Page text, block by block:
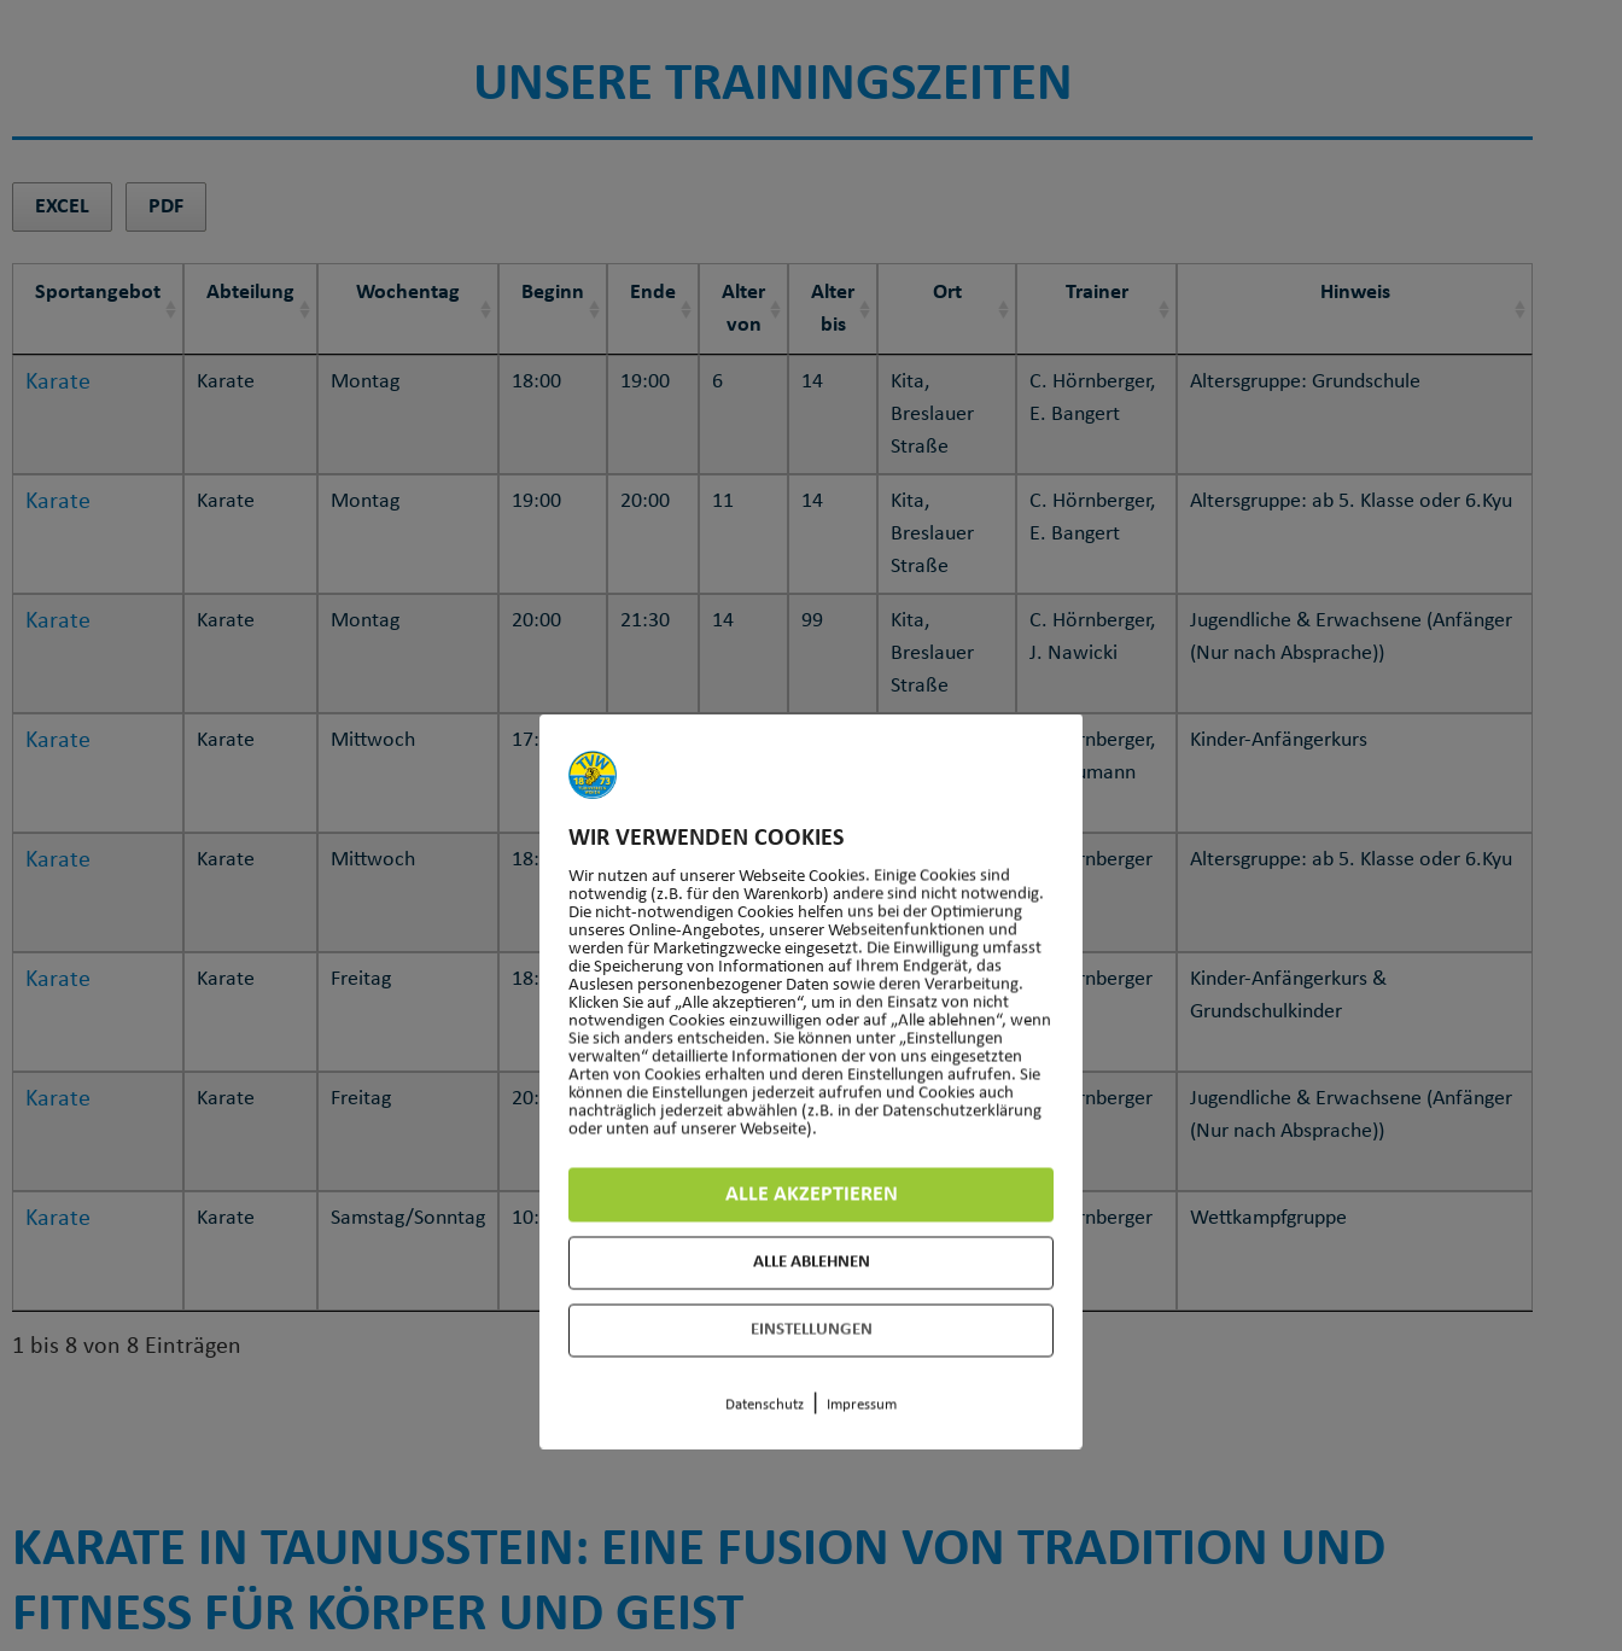
UNSERE TRAININGSZEITEN
EXCEL PDF
Sportangebot Abteilung Wochentag Beginn Ende
Alter
von
Alter
bis
Ort Trainer Hinweis
Karate Karate Montag 18:00 19:00 6 14
Kita,
Breslauer
Straße
C. Hörnberger,
E. Bangert
Altersgruppe: Grundschule
Karate Karate Montag 19:00 20:00 11 14
Kita,
Breslauer
Straße
C. Hörnberger,
E. Bangert
Altersgruppe: ab 5. Klasse oder 6.Kyu
Karate Karate Montag 20:00 21:30 14 99
Kita,
Breslauer
Straße
C. Hörnberger,
J. Nawicki
Jugendliche & Erwachsene (Anfänger
(Nur nach Absprache))
Karate Karate Mittwoch 17:45
C. Hörnberger,
L. Neumann
Kinder-Anfängerkurs
Karate Karate Mittwoch 18:45
Breslauer
Straße
C. Hörnberger Altersgruppe: ab 5. Klasse oder 6.Kyu
Karate Karate Freitag 18:00 19:00 6 14
Kita,
Breslauer
Straße
C. Hörnberger
Kinder-Anfängerkurs &
Grundschulkinder
Karate Karate Freitag 20:15 21:30 14 99
Kita,
Straße
C. Hörnberger
Jugendliche & Erwachsene (Anfänger
(Nur nach Absprache))
Karate Karate Samstag/Sonntag 10:00 11:30 6 99
Kita,
Straße
C. Hörnberger Wettkampfgruppe
1 bis 8 von 8 Einträgen
KARATE IN TAUNUSSTEIN: EINE FUSION VON TRADITION UND
FITNESS FÜR KÖRPER UND GEIST
WIR VERWENDEN COOKIES
Wir nutzen auf unserer Webseite Cookies. Einige Cookies sind
notwendig (z.B. für den Warenkorb) andere sind nicht notwendig.
Die nicht-notwendigen Cookies helfen uns bei der Optimierung
unseres Online-Angebotes, unserer Webseitenfunktionen und
werden für Marketingzwecke eingesetzt. Die Einwilligung umfasst
die Speicherung von Informationen auf Ihrem Endgerät, das
Auslesen personenbezogener Daten sowie deren Verarbeitung.
Klicken Sie auf „Alle akzeptieren“, um in den Einsatz von nicht
notwendigen Cookies einzuwilligen oder auf „Alle ablehnen“, wenn
Sie sich anders entscheiden. Sie können unter „Einstellungen
verwalten“ detaillierte Informationen der von uns eingesetzten
Arten von Cookies erhalten und deren Einstellungen aufrufen. Sie
können die Einstellungen jederzeit aufrufen und Cookies auch
nachträglich jederzeit abwählen (z.B. in der Datenschutzerklärung
oder unten auf unserer Webseite).
ALLE AKZEPTIEREN
ALLE ABLEHNEN
EINSTELLUNGEN
Datenschutz Impressum